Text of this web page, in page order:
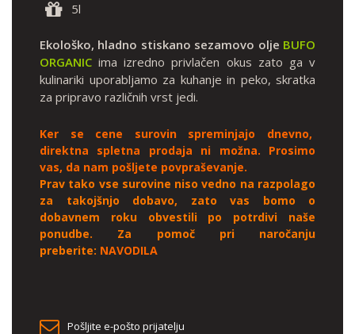
5l
Ekološko, hladno stiskano sezamovo olje BUFO
ORGANIC ima izredno privlačen okus zato ga v
kulinariki uporabljamo za kuhanje in peko, skratka
za pripravo različnih vrst jedi.
Ker se cene surovin spreminjajo dnevno,
direktna spletna prodaja ni možna. Prosimo
vas, da nam pošljete povpraševanje.
Prav tako vse surovine niso vedno na razpolago
za takojšnjo dobavo, zato vas bomo o
dobavnem roku obvestili po potrdivi naše
ponudbe. Za pomoč pri naročanju
preberite: NAVODILA
Pošljite e-pošto prijatelju